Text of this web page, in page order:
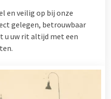
en veilig op bij onze
gelegen, betrouwbaar
u uw rit altijd met een